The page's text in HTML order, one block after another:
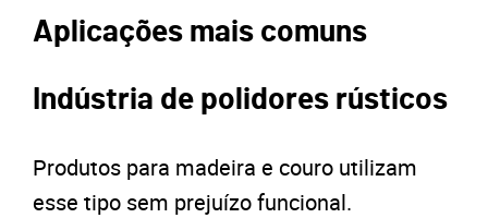
Aplicações mais comuns
Indústria de polidores rústicos
Produtos para madeira e couro utilizam
esse tipo sem prejuízo funcional.